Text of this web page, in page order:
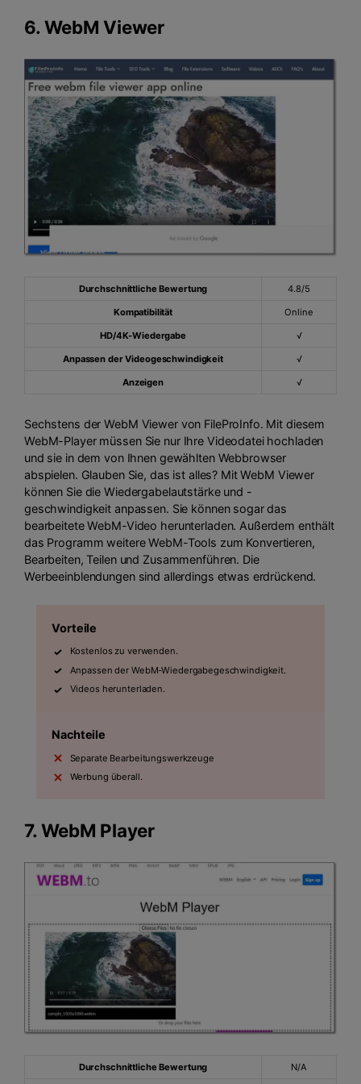
6. WebM Viewer
Durchschnittliche Bewertung 4.8/5
Kompatibilität Online
HD/4K-Wiedergabe √
Anpassen der Videogeschwindigkeit √
Anzeigen √
Sechstens der WebM Viewer von FileProInfo. Mit diesem
WebM-Player müssen Sie nur Ihre Videodatei hochladen
und sie in dem von Ihnen gewählten Webbrowser
abspielen. Glauben Sie, das ist alles? Mit WebM Viewer
können Sie die Wiedergabelautstärke und -
geschwindigkeit anpassen. Sie können sogar das
bearbeitete WebM-Video herunterladen. Außerdem enthält
das Programm weitere WebM-Tools zum Konvertieren,
Bearbeiten, Teilen und Zusammenführen. Die
Werbeeinblendungen sind allerdings etwas erdrückend.
Vorteile
Kostenlos zu verwenden.
Anpassen der WebM-Wiedergabegeschwindigkeit.
Videos herunterladen.
Nachteile
Separate Bearbeitungswerkzeuge
Werbung überall.
7. WebM Player
Durchschnittliche Bewertung N/A